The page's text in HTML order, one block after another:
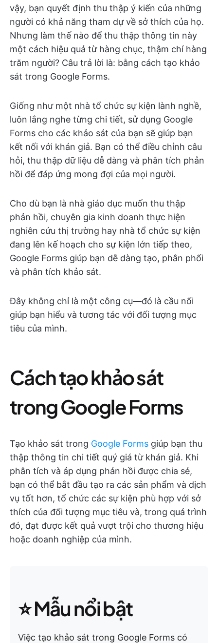
vậy, bạn quyết định thu thập ý kiến của những
người có khả năng tham dự về sở thích của họ.
Nhưng làm thế nào để thu thập thông tin này
một cách hiệu quả từ hàng chục, thậm chí hàng
trăm người? Câu trả lời là: bằng cách tạo khảo
sát trong Google Forms.
Giống như một nhà tổ chức sự kiện lành nghề,
luôn lắng nghe từng chi tiết, sử dụng Google
Forms cho các khảo sát của bạn sẽ giúp bạn
kết nối với khán giả. Bạn có thể điều chỉnh câu
hỏi, thu thập dữ liệu dễ dàng và phân tích phản
hồi để đáp ứng mong đợi của mọi người.
Cho dù bạn là nhà giáo dục muốn thu thập
phản hồi, chuyên gia kinh doanh thực hiện
nghiên cứu thị trường hay nhà tổ chức sự kiện
đang lên kế hoạch cho sự kiện lớn tiếp theo,
Google Forms giúp bạn dễ dàng tạo, phân phối
và phân tích khảo sát.
Đây không chỉ là một công cụ—đó là cầu nối
giúp bạn hiểu và tương tác với đối tượng mục
tiêu của mình.
Cách tạo khảo sát
trong Google Forms
Tạo khảo sát trong Google Forms giúp bạn thu
thập thông tin chi tiết quý giá từ khán giả. Khi
phân tích và áp dụng phản hồi được chia sẻ,
bạn có thể bắt đầu tạo ra các sản phẩm và dịch
vụ tốt hơn, tổ chức các sự kiện phù hợp với sở
thích của đối tượng mục tiêu và, trong quá trình
đó, đạt được kết quả vượt trội cho thương hiệu
hoặc doanh nghiệp của mình.
⭐ Mẫu nổi bật
Việc tạo khảo sát trong Google Forms có